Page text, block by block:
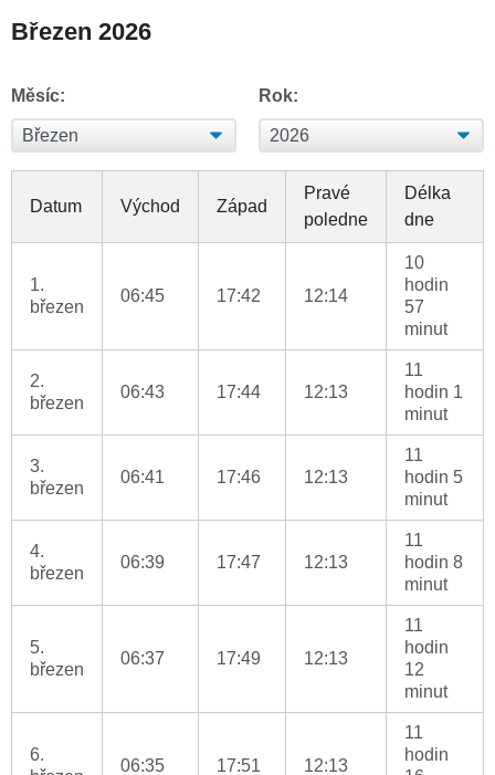
Březen 2026
Měsíc: Rok:
Datum Východ Západ
Pravé
poledne
Délka
dne
1.
březen
06:45 17:42 12:14
10
hodin
57
minut
2.
březen
06:43 17:44 12:13
11
hodin 1
minut
3.
březen
06:41 17:46 12:13
11
hodin 5
minut
4.
březen
06:39 17:47 12:13
11
hodin 8
minut
5.
březen
06:37 17:49 12:13
11
hodin
12
minut
6.
06:35 17:51 12:13
11
hodin